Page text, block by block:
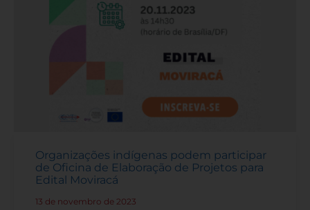
Organizações indígenas podem participar
de Oficina de Elaboração de Projetos para
Edital Moviracá
13 de novembro de 2023